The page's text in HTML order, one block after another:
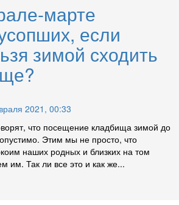
марте
если
зимой сходить
2021, 00:33
что посещение кладбища зимой до
Этим мы не просто, что
наших родных и близких на том
им. Так ли все это и как же...